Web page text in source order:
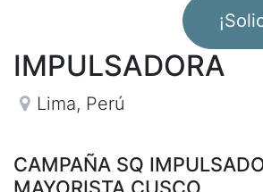
IMPULSADORA
Lima, Perú
CAMPAÑA SQ